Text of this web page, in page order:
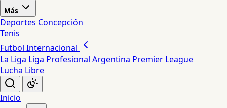
Más
Deportes Concepción
Tenis
Futbol Internacional
La Liga Liga Profesional Argentina Premier League
Lucha Libre
Inicio